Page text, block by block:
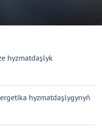
hyzmatdaşlyk
hyzmatdaşlygynyň